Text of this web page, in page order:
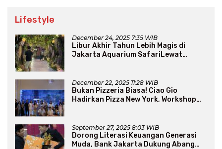
Lifestyle
December 24, 2025 7:35 WIB
Libur Akhir Tahun Lebih Magis di
Jakarta Aquarium SafariLewat
December 22, 2025 11:28 WIB
Bukan Pizzeria Biasa! Ciao Gio
Hadirkan Pizza New York, Workshop
September 27, 2025 8:03 WIB
Dorong Literasi Keuangan Generasi
Muda, Bank Jakarta Dukung Abang